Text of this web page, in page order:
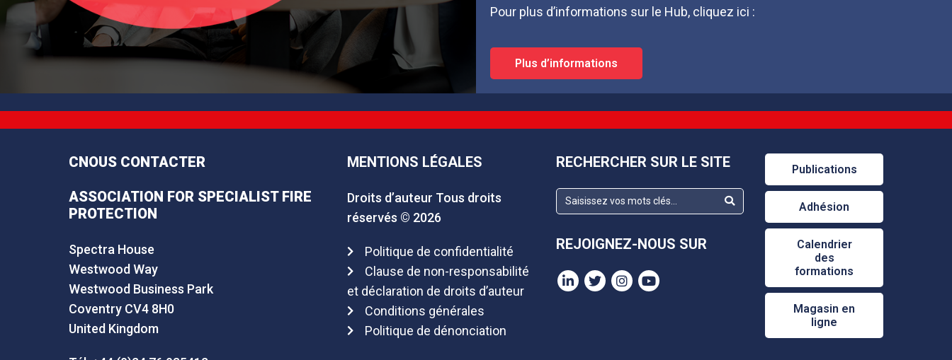
Pour plus d’informations sur le Hub, cliquez ici :
Plus d’informations
CNOUS CONTACTER
ASSOCIATION FOR SPECIALIST FIRE
PROTECTION
Spectra House
Westwood Way
Westwood Business Park
Coventry CV4 8H0
United Kingdom
MENTIONS LÉGALES
Droits d’auteur Tous droits
réservés © 2026
Politique de confidentialité
Clause de non-responsabilité
et déclaration de droits d’auteur
Conditions générales
Politique de dénonciation
RECHERCHER SUR LE SITE
REJOIGNEZ-NOUS SUR
Publications
Adhésion
Calendrier
des
formations
Magasin en
ligne